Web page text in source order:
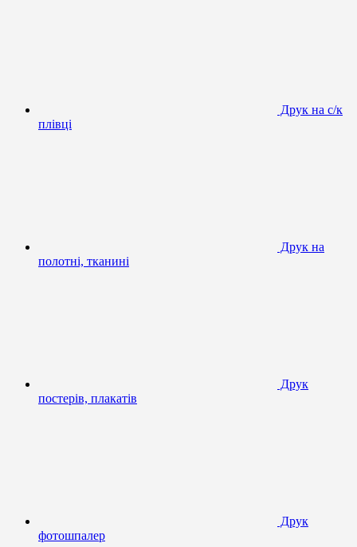
Друк на с/к
плівці
Друк на
полотні, тканині
Друк
постерів, плакатів
Друк
фотошпалер